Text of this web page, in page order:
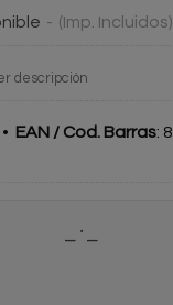
- (Imp. Incluidos)
descripción
• EAN / Cod. Barras: